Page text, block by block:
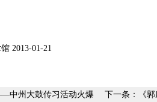
2013-01-21
下一条： 《
中州大鼓传习活动火爆